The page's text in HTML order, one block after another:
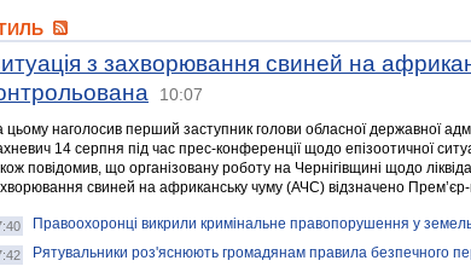
з захворювання свиней на
10:07
цьому наголосив перший заступник голови обласної державної
14 серпня під час прес-конференції щодо епізоотичної
повідомив, що організовану роботу на Чернігівщині щодо
свиней на африканську чуму (АЧС) відзначено Прем’єр-
Правоохоронці викрили кримінальне правопорушення у
Рятувальники роз'яснюють громадянам правила безпечного